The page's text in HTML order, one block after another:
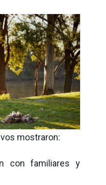
mostraron:
con familiares y